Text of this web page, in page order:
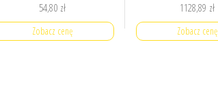
54,80 zł
Zobacz cenę
1128,89 zł
Zobacz cenę